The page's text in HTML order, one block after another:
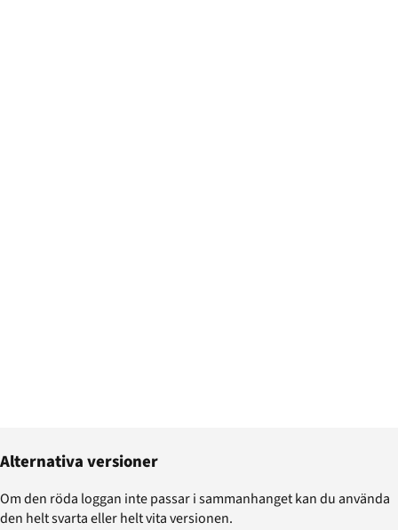
Alternativa versioner
Om den röda loggan inte passar i sammanhanget kan du använda
den helt svarta eller helt vita versionen.